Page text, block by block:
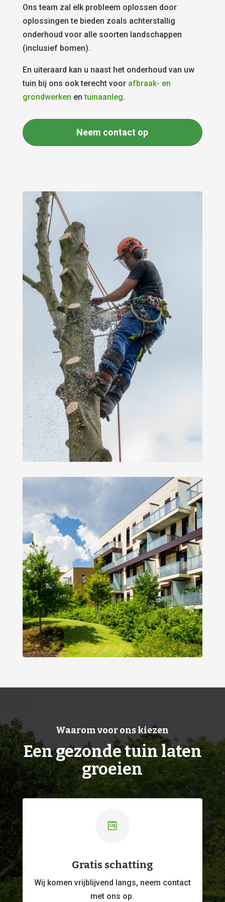
Ons team zal elk probleem oplossen door
oplossingen te bieden zoals achterstallig
onderhoud voor alle soorten landschappen
(inclusief bomen).
En uiteraard kan u naast het onderhoud van uw
tuin bij ons ook terecht voor afbraak- en
grondwerken entuinaanleg.
Neem contact op
Waarom voor ons kiezen
Een gezonde tuin laten
groeien

Gratis schatting
Wij komen vrijblijvend langs, neem contact
met ons op.